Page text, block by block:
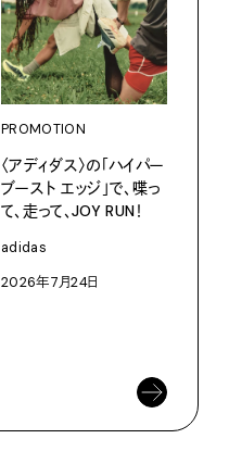
PROMOTION
〈アディダス〉の「ハイパー
ブースト エッジ」で、喋っ
て、走って、JOY RUN！
adidas
2026年7月24日